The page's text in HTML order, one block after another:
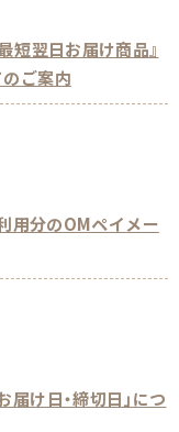
短翌日お届け商品』
ご案内
用分のOMペイメー
届け日・締切日」につ